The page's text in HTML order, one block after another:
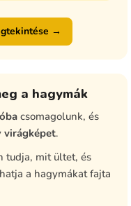
→
a hagymák
csomagolunk, és
virágképet.
tudja, mit ültet, és
a hagymákat fajta